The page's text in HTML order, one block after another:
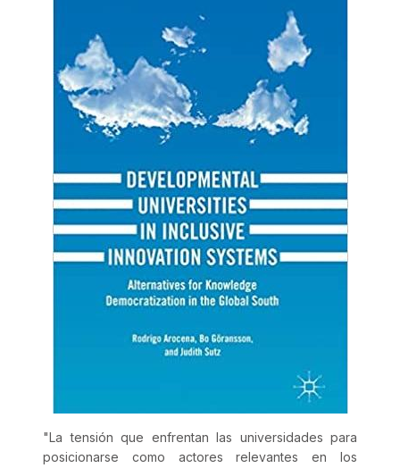
"La tensión que enfrentan las universidades para
posicionarse como actores relevantes en los